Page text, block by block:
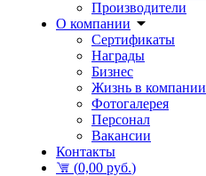
Производители
О компании
Сертификаты
Награды
Бизнес
Жизнь в компании
Фотогалерея
Персонал
Вакансии
Контакты
(0,00 руб.)